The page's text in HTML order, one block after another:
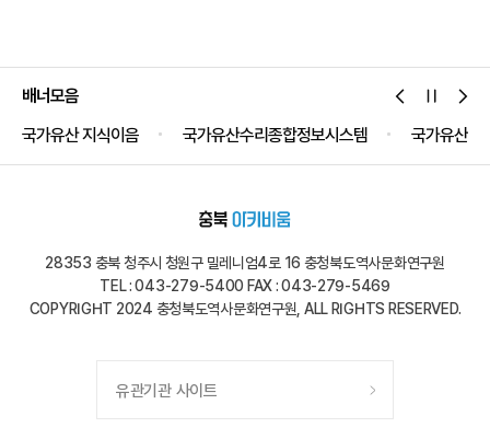
배너모음
국가유산 지식이음
국가유산수리종합정보시스템 국가유산공
28353 충북 청주시 청원구 밀레니엄4로 16 충청북도역사문화연구원
TEL : 043-279-5400 FAX : 043-279-5469
COPYRIGHT 2024 충청북도역사문화연구원, ALL RIGHTS RESERVED.
유관기관 사이트